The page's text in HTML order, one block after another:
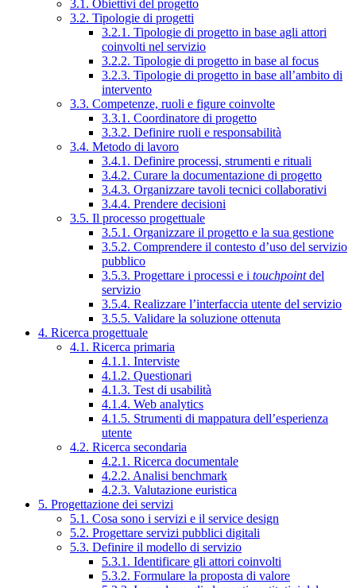
3.1. Obiettivi del progetto
3.2. Tipologie di progetti
3.2.1. Tipologie di progetto in base agli attori
coinvolti nel servizio
3.2.2. Tipologie di progetto in base al focus
3.2.3. Tipologie di progetto in base all’ambito di
intervento
3.3. Competenze, ruoli e figure coinvolte
3.3.1. Coordinatore di progetto
3.3.2. Definire ruoli e responsabilità
3.4. Metodo di lavoro
3.4.1. Definire processi, strumenti e rituali
3.4.2. Curare la documentazione di progetto
3.4.3. Organizzare tavoli tecnici collaborativi
3.4.4. Prendere decisioni
3.5. Il processo progettuale
3.5.1. Organizzare il progetto e la sua gestione
3.5.2. Comprendere il contesto d’uso del servizio
pubblico
3.5.3. Progettare i processi e i touchpointdel
servizio
3.5.4. Realizzare l’interfaccia utente del servizio
3.5.5. Validare la soluzione ottenuta
4. Ricerca progettuale
4.1. Ricerca primaria
4.1.1. Interviste
4.1.2. Questionari
4.1.3. Test di usabilità
4.1.4. Web analytics
4.1.5. Strumenti di mappatura dell’esperienza
utente
4.2. Ricerca secondaria
4.2.1. Ricerca documentale
4.2.2. Analisi benchmark
4.2.3. Valutazione euristica
5. Progettazione dei servizi
5.1. Cosa sono i servizi e il service design
5.2. Progettare servizi pubblici digitali
5.3. Definire il modello di servizio
5.3.1. Identificare gli attori coinvolti
5.3.2. Formulare la proposta di valore